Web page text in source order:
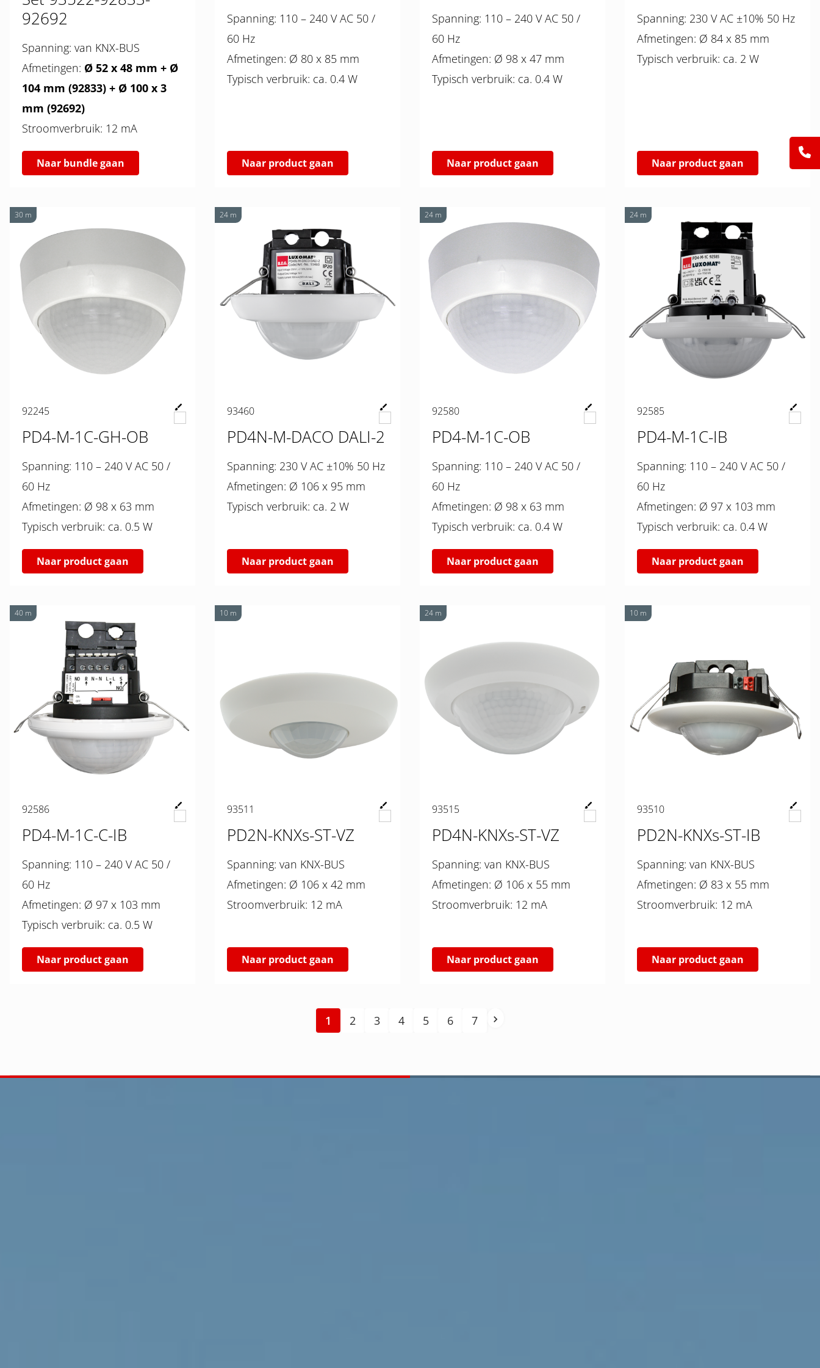
92692
Spanning: van KNX-BUS
Afmetingen: Ø 52 x 48 mm + Ø
104 mm (92833) + Ø 100 x 3
mm (92692)
Stroomverbruik: 12 mA
Naar bundle gaan
Spanning: 110 – 240 V AC 50 /
60 Hz
Afmetingen: Ø 80 x 85 mm
Typisch verbruik: ca. 0.4 W
Naar product gaan
Spanning: 110 – 240 V AC 50 /
60 Hz
Afmetingen: Ø 98 x 47 mm
Typisch verbruik: ca. 0.4 W
Naar product gaan
Spanning: 230 V AC ±10% 50 Hz
Afmetingen: Ø 84 x 85 mm
Typisch verbruik: ca. 2 W
Naar product gaan
30 m
92245
PD4-M-1C-GH-OB
Spanning: 110 – 240 V AC 50 /
60 Hz
Afmetingen: Ø 98 x 63 mm
Typisch verbruik: ca. 0.5 W
Naar product gaan
24 m
93460
PD4N-M-DACO DALI-2
Spanning: 230 V AC ±10% 50 Hz
Afmetingen: Ø 106 x 95 mm
Typisch verbruik: ca. 2 W
Naar product gaan
24 m
92580
PD4-M-1C-OB
Spanning: 110 – 240 V AC 50 /
60 Hz
Afmetingen: Ø 98 x 63 mm
Typisch verbruik: ca. 0.4 W
Naar product gaan
24 m
92585
PD4-M-1C-IB
Spanning: 110 – 240 V AC 50 /
60 Hz
Afmetingen: Ø 97 x 103 mm
Typisch verbruik: ca. 0.4 W
Naar product gaan
40 m
92586
PD4-M-1C-C-IB
Spanning: 110 – 240 V AC 50 /
60 Hz
Afmetingen: Ø 97 x 103 mm
Typisch verbruik: ca. 0.5 W
Naar product gaan
10 m
93511
PD2N-KNXs-ST-VZ
Spanning: van KNX-BUS
Afmetingen: Ø 106 x 42 mm
Stroomverbruik: 12 mA
Naar product gaan
24 m
93515
PD4N-KNXs-ST-VZ
Spanning: van KNX-BUS
Afmetingen: Ø 106 x 55 mm
Stroomverbruik: 12 mA
Naar product gaan
10 m
93510
PD2N-KNXs-ST-IB
Spanning: van KNX-BUS
Afmetingen: Ø 83 x 55 mm
Stroomverbruik: 12 mA
Naar product gaan
1 2 3 4 5 6 7